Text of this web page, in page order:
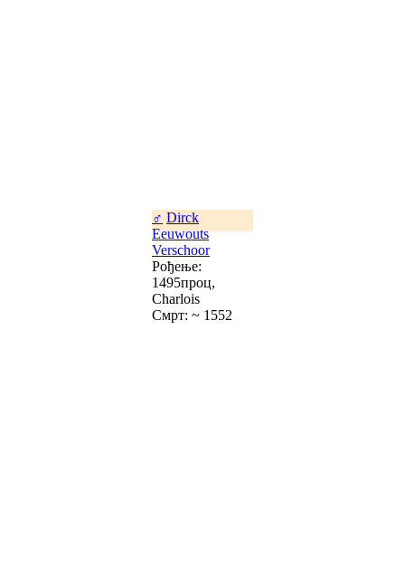
♂ Dirck
Eeuwouts
Verschoor
Рођење:
1495проц,
Charlois
Смрт: ~ 1552